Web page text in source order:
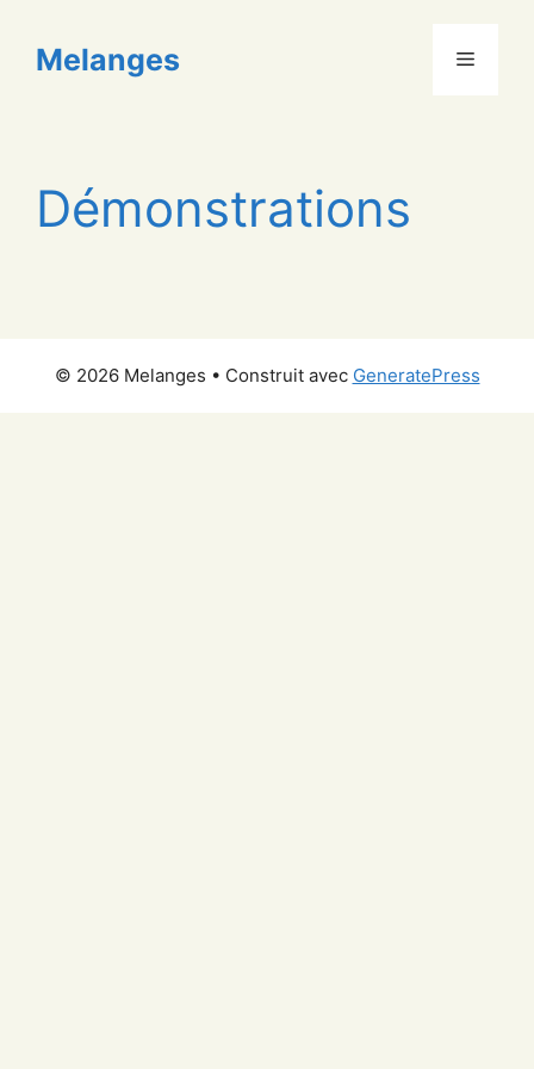
contenuMelanges Menu
Démonstrations
© 2026 Melanges • Construit avec GeneratePress